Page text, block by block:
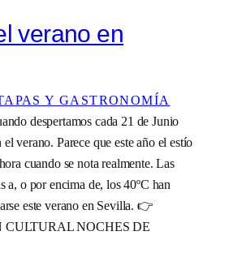
verano en
Y GASTRONOMÍA
despertamos cada 21 de Junio
verano. Parece que este año el estío
cuando se nota realmente. Las
a, o por encima de, los 40ºC han
este verano en Sevilla. 👉
NOCHES DE